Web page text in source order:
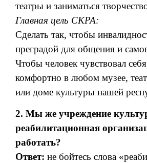
театры и заниматься
Главная цель СКРА:
Сделать так, чтобы
преградой для общения и
Чтобы человек чувствовал
комфортно в любом музее,
или доме культуры нашей
2. Мы же учреждение
реабилитационная
работать?
Ответ: не бойтесь слова